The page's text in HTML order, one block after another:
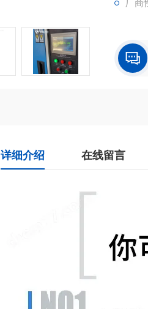
厂商
详细介绍 在线留言